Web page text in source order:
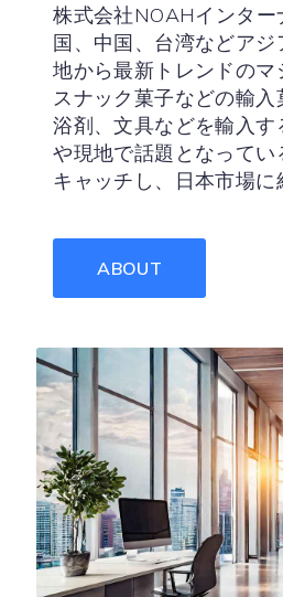
株式会社NOAHインタ
国、中国、台湾などア
地から最新トレンドのマ
スナック菓子などの輸入
浴剤、文具などを輸入す
や現地で話題となってい
キャッチし、日本市場に
ABOUT